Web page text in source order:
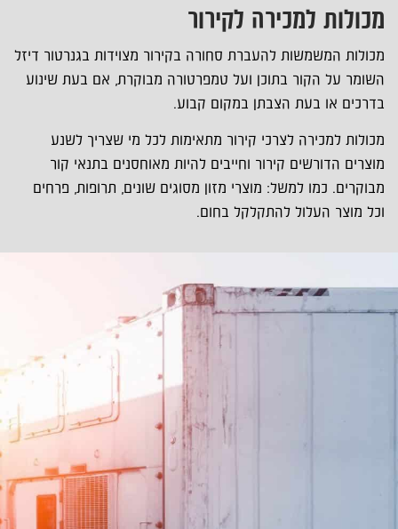
מכולות למכירה לקירור
מכולות המשמשות להעברת סחורה בקירור מצוידות בגנרטור דיזל
השומר על הקור בתוכן ועל טמפרטורה מבוקרת, אם בעת שינוע
בדרכים או בעת הצבתן במקום קבוע.
מכולות למכירה לצרכי קירור מתאימות לכל מי שצריך לשנע
מוצרים הדורשים קירור וחייבים להיות מאוחסנים בתנאי קור
מבוקרים. כמו למשל: מוצרי מזון מסוגים שונים, תרופות, פרחים
וכל מוצר העלול להתקלקל בחום.